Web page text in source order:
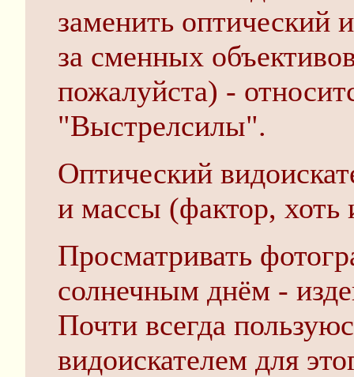
заменить оптический
за сменных
пожалуйста) -
"Выстрелсилы".
Оптический
и массы (фактор,
Просматривать
солнечным днём -
Почти всегда
видоискателем для